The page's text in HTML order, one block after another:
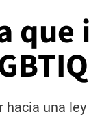
que
una